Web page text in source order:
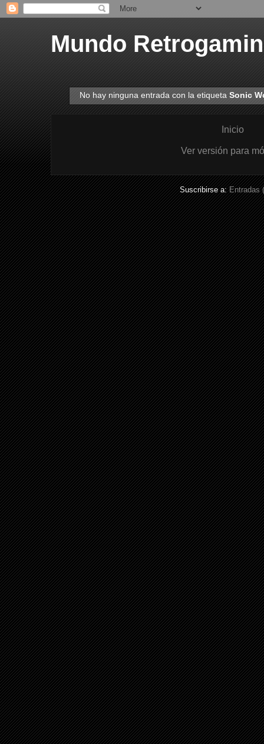
Mundo
No hay ninguna entrada con la etiqueta Sonic
Inicio
Ver versión para
Suscribirse a:Entradas